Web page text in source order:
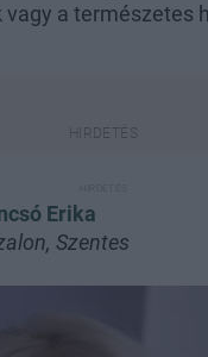
vagy a természetes
Erika
Szentes